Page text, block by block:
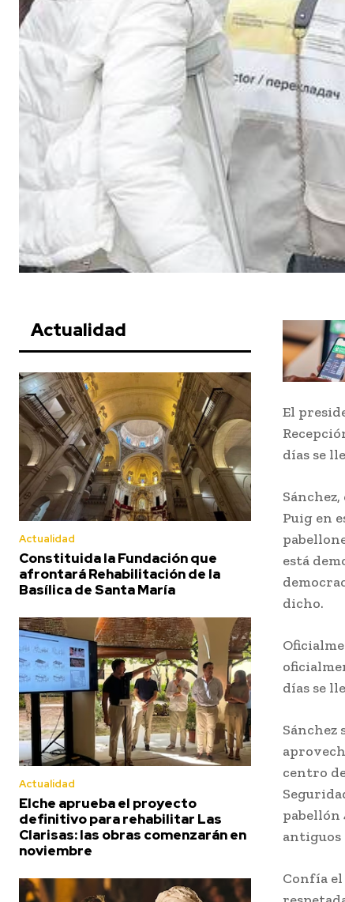
Actualidad
Actualidad
Constituida la Fundación que
afrontará Rehabilitación de la
Basílica de Santa María
Actualidad
Elche aprueba el proyecto
definitivo para rehabilitar Las
Clarisas: las obras comenzarán en
noviembre
El
días se
Puig en
está
dicho.
días se
Sánchez
centro
pabellón
antiguos
Confía